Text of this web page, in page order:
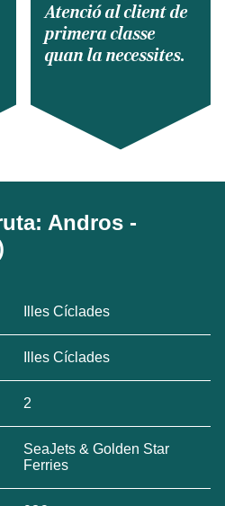
Atenció al client de
primera classe
quan la necessites.
Andros -
Illes Cíclades
Illes Cíclades
2
SeaJets & Golden Star
Ferries